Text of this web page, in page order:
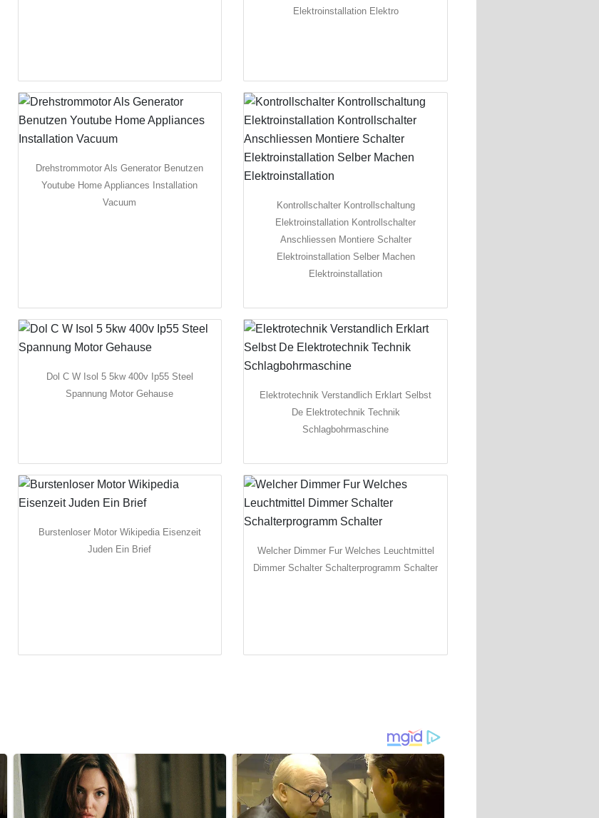
Elektroinstallation Elektro
Drehstrommotor Als Generator Benutzen
Youtube Home Appliances Installation
Vacuum
Kontrollschalter Kontrollschaltung
Elektroinstallation Kontrollschalter
Anschliessen Montiere Schalter
Elektroinstallation Selber Machen
Elektroinstallation
Dol C W Isol 5 5kw 400v Ip55 Steel
Spannung Motor Gehause
Elektrotechnik Verstandlich Erklart Selbst
De Elektrotechnik Technik
Schlagbohrmaschine
Burstenloser Motor Wikipedia Eisenzeit
Juden Ein Brief
Welcher Dimmer Fur Welches Leuchtmittel
Dimmer Schalter Schalterprogramm Schalter